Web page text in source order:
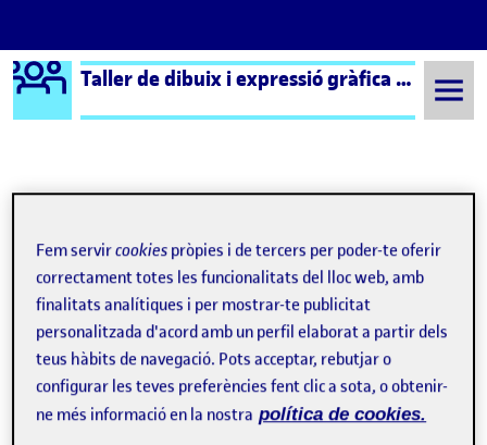
Saltar al contingut
Logo Ágora Taller de dibuix i expressió gràfica – Aula 1
8 Setembre, 2021
Fem servircookies pròpies i de tercers per poder-te oferir
correctament totes les funcionalitats del lloc web, amb
finalitats analítiques i per mostrar-te publicitat
personalitzada d'acord amb un perfil elaborat a partir dels
teus hàbits de navegació. Pots acceptar, rebutjar o
configurar les teves preferències fent clic a sota, o obtenir-
ne més informació en la nostra política de cookies.